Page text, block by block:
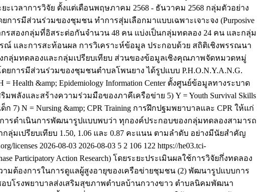
วลาการวิจัย ตั้งแต่เดือนพฤษภาคม 2568 - ธันวาคม 2568 กลุ่มตัวอย่าง
รมีส่วนร่วมของชุมชน ทำการสุ่มเลือกมาแบบเฉพาะเจาะจง (Purposive
รสองกลุ่มที่อิสระต่อกันจำนวน 48 คน แบ่งเป็นกลุ่มทดลอง 24 คน และกลุ่ม
ณ์ และการสะท้อนผล การวิเคราะห์ข้อมูล ประกอบด้วย สถิติเชิงพรรณนา
งกลุ่มทดลองและกลุ่มเปรียบเทียบ ส่วนของข้อมูลเชิงคุณภาพจัดหมวดหมู่
การมีส่วนร่วมของชุมชนตำบลโพนยาง ได้รูปแบบ P.H.O.N.Y.A.N.G.
Health &amp; Epidemiology Information Center ตั้งศูนย์ข้อมูลทางระบาด
สริมพลังและสร้างความร่วมมือของภาคีเครือข่าย 5) Y = Youth Survival Skills
N = Nursing &amp; CPR Training การฝึกปฐมพยาบาลและ CPR ให้แก่
การดำเนินการพัฒนารูปแบบพบว่า ทุกองค์ประกอบของกลุ่มทดลองสามารถ
เปรียบเทียบ 1.50, 1.06 และ 0.87 คะแนน ตามลำดับ อย่างมีนัยสำคัญ
licenses 2026-08-03 2026-08-03 5 2 106 122 https://he03.tci-
Participatory Action Research) โดยระยะประเมินผลใช้การวิจัยกึ่งทดลอง
วามต้องการในการดูแลผู้สูงอายุของเครือข่ายชุมชน (2) พัฒนารูปแบบการ
บโรงพยาบาลส่งเสริมสุขภาพตำบลบ้านกวางขาว ตำบลนิคมพัฒนา